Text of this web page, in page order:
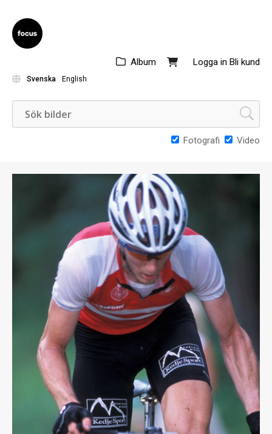
Logga in Bli kund
Album
Svenska English
Fotografi Video